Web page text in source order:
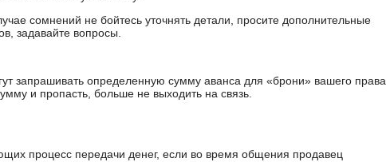
сомнений не бойтесь уточнять детали, просите дополнительные
задавайте вопросы.
запрашивать определенную сумму аванса для «брони» вашего права
и пропасть, больше не выходить на связь.
процесс передачи денег, если во время общения продавец